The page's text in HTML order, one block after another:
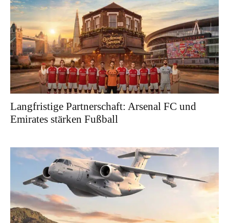
Langfristige Partnerschaft: Arsenal FC und
Emirates stärken Fußball